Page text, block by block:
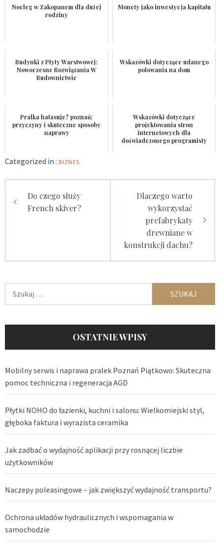
Nocleg w Zakopanem dla dużej
rodziny
Monety jako inwestycja kapitału
Budynki z Płyty Warstwowej:
Nowoczesne Rozwiązania W
Budownictwie
Wskazówki dotyczące udanego
polowania na dom
Pralka hałasuje? poznań:
przyczyny i skuteczne sposoby
naprawy
Wskazówki dotyczące
projektowania stron
internetowych dla
doświadczonego programisty
Categorized in : BIZNES
wpisuDo czego służy
French skiver?
Dlaczego warto
wykorzystać
prefabrykaty
drewniane w
konstrukcji dachu?
Szukaj:
OSTATNIE WPISY
Mobilny serwis i naprawa pralek Poznań Piątkowo: Skuteczna
pomoc techniczna i regeneracja AGD
Płytki NOHO do łazienki, kuchni i salonu: Wielkomiejski styl,
głęboka faktura i wyrazista ceramika
Jak zadbać o wydajność aplikacji przy rosnącej liczbie
użytkowników
Naczepy poleasingowe – jak zwiększyć wydajność transportu?
Ochrona układów hydraulicznych i wspomagania w
samochodzie